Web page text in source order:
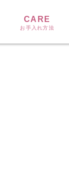
CARE
お手入れ方法